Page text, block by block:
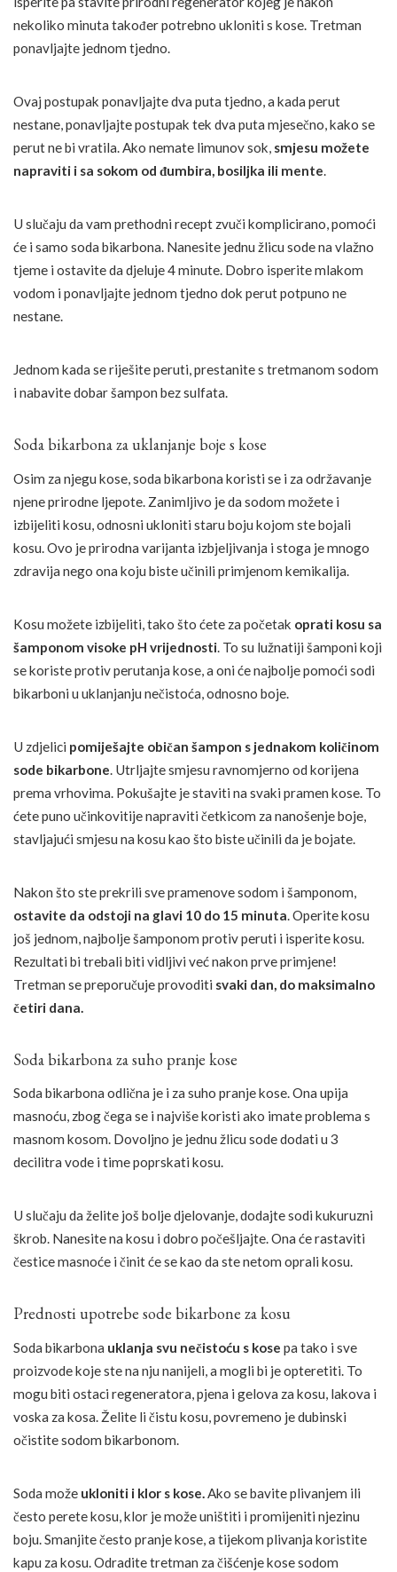
nekoliko minuta također potrebno ukloniti s kose. Tretman
ponavljajte jednom tjedno.
Ovaj postupak ponavljajte dva puta tjedno, a kada perut
nestane, ponavljajte postupak tek dva puta mjesečno, kako se
perut ne bi vratila. Ako nemate limunov sok, smjesu možete
napraviti i sa sokom od đumbira, bosiljka ili mente.
U slučaju da vam prethodni recept zvuči komplicirano, pomoći
će i samo soda bikarbona. Nanesite jednu žlicu sode na vlažno
tjeme i ostavite da djeluje 4 minute. Dobro isperite mlakom
vodom i ponavljajte jednom tjedno dok perut potpuno ne
nestane.
Jednom kada se riješite peruti, prestanite s tretmanom sodom
i nabavite dobar šampon bez sulfata.
Soda bikarbona za uklanjanje boje s kose
Osim za njegu kose, soda bikarbona koristi se i za održavanje
njene prirodne ljepote. Zanimljivo je da sodom možete i
izbijeliti kosu, odnosni ukloniti staru boju kojom ste bojali
kosu. Ovo je prirodna varijanta izbjeljivanja i stoga je mnogo
zdravija nego ona koju biste učinili primjenom kemikalija.
Kosu možete izbijeliti, tako što ćete za početak oprati kosu sa
šamponom visoke pH vrijednosti. To su lužnatiji šamponi koji
se koriste protiv perutanja kose, a oni će najbolje pomoći sodi
bikarboni u uklanjanju nečistoća, odnosno boje.
U zdjelici pomiješajte običan šampon s jednakom količinom
sode bikarbone. Utrljajte smjesu ravnomjerno od korijena
prema vrhovima. Pokušajte je staviti na svaki pramen kose. To
ćete puno učinkovitije napraviti četkicom za nanošenje boje,
stavljajući smjesu na kosu kao što biste učinili da je bojate.
Nakon što ste prekrili sve pramenove sodom i šamponom,
ostavite da odstoji na glavi 10 do 15 minuta. Operite kosu
još jednom, najbolje šamponom protiv peruti i isperite kosu.
Rezultati bi trebali biti vidljivi već nakon prve primjene!
Tretman se preporučuje provoditi svaki dan, do maksimalno
četiri dana.
Soda bikarbona za suho pranje kose
Soda bikarbona odlična je i za suho pranje kose. Ona upija
masnoću, zbog čega se i najviše koristi ako imate problema s
masnom kosom. Dovoljno je jednu žlicu sode dodati u 3
decilitra vode i time poprskati kosu.
U slučaju da želite još bolje djelovanje, dodajte sodi kukuruzni
škrob. Nanesite na kosu i dobro počešljajte. Ona će rastaviti
čestice masnoće i činit će se kao da ste netom oprali kosu.
Prednosti upotrebe sode bikarbone za kosu
Soda bikarbona uklanja svu nečistoću s kose pa tako i sve
proizvode koje ste na nju nanijeli, a mogli bi je opteretiti. To
mogu biti ostaci regeneratora, pjena i gelova za kosu, lakova i
voska za kosa. Želite li čistu kosu, povremeno je dubinski
očistite sodom bikarbonom.
Soda može ukloniti i klor s kose.Ako se bavite plivanjem ili
često perete kosu, klor je može uništiti i promijeniti njezinu
boju. Smanjite često pranje kose, a tijekom plivanja koristite
kapu za kosu. Odradite tretman za čišćenje kose sodom